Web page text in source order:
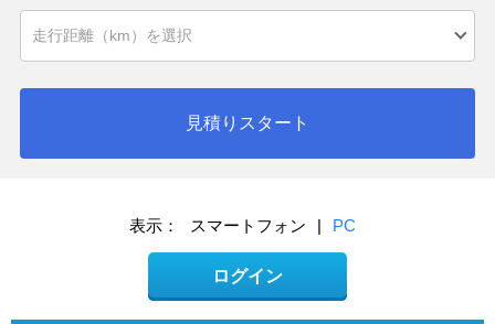
見積りスタート
表示： スマートフォン | PC
ログイン